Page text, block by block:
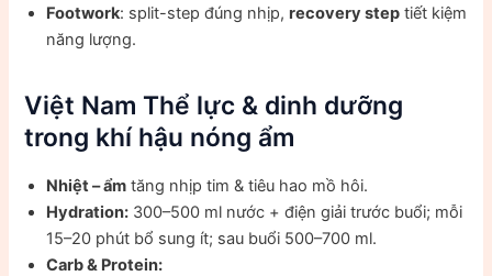
Footwork: split-step đúng nhịp,recovery step tiết kiệm
năng lượng.
Việt Nam Thể lực & dinh dưỡng
trong khí hậu nóng ẩm
Nhiệt – ẩm tăng nhịp tim & tiêu hao mồ hôi.
Hydration: 300–500 ml nước + điện giải trước buổi; mỗi
15–20 phút bổ sung ít; sau buổi 500–700 ml.
Carb & Protein: